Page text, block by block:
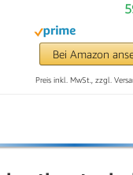
Kabellose Auto
polishing
Bei Amazon
Preis inkl. MwSt., zzgl.